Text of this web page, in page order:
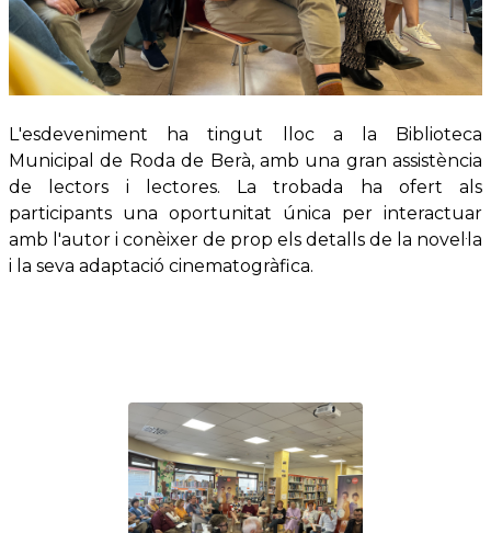
L'esdeveniment ha tingut lloc a la Biblioteca
Municipal de Roda de Berà, amb una gran assistència
de lectors i lectores. La trobada ha ofert als
participants una oportunitat única per interactuar
amb l'autor i conèixer de prop els detalls de la novel·la
i la seva adaptació cinematogràfica.